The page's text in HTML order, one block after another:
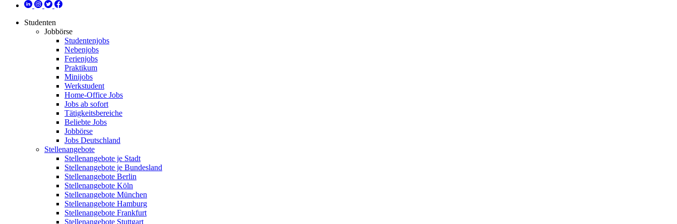
Studenten
Jobbörse
Studentenjobs
Nebenjobs
Ferienjobs
Praktikum
Minijobs
Werkstudent
Home-Office Jobs
Jobs ab sofort
Tätigkeitsbereiche
Beliebte Jobs
Jobbörse
Jobs Deutschland
Stellenangebote
Stellenangebote je Stadt
Stellenangebote je Bundesland
Stellenangebote Berlin
Stellenangebote Köln
Stellenangebote München
Stellenangebote Hamburg
Stellenangebote Frankfurt
Stellenangebote Stuttgart